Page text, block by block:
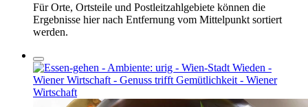
Für Orte, Ortsteile und Postleitzahlgebiete können die
Ergebnisse hier nach Entfernung vom Mittelpunkt sortiert
werden.